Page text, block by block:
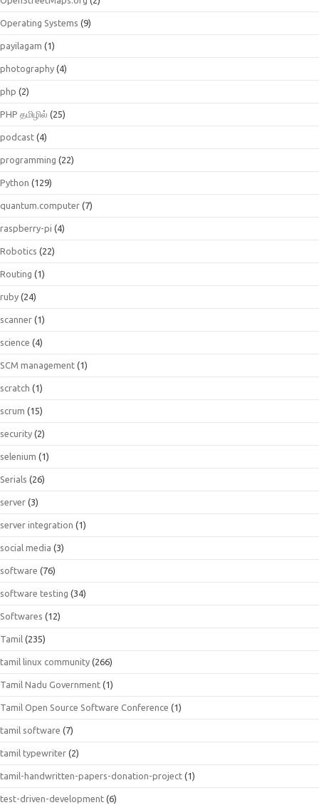
Operating Systems (9)
payilagam (1)
photography (4)
php (2)
PHP தமிழில் (25)
podcast (4)
programming (22)
Python (129)
quantum.computer (7)
raspberry-pi (4)
Robotics (22)
Routing (1)
ruby (24)
scanner (1)
science (4)
SCM management (1)
scratch (1)
scrum (15)
security (2)
selenium (1)
Serials (26)
server (3)
server integration (1)
social media (3)
software (76)
software testing (34)
Softwares (12)
Tamil (235)
tamil linux community (266)
Tamil Nadu Government (1)
Tamil Open Source Software Conference (1)
tamil software (7)
tamil typewriter (2)
tamil-handwritten-papers-donation-project (1)
test-driven-development (6)